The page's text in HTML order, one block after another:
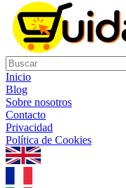
Inicio
Blog
Sobre nosotros
Contacto
Privacidad
Política de Cookies